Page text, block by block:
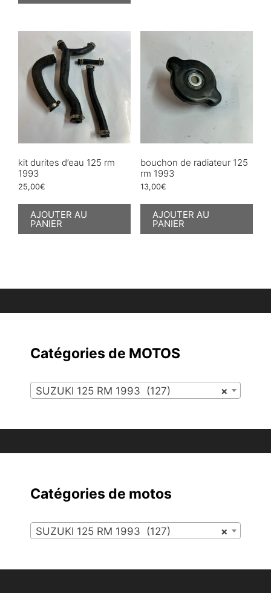
kit durites d’eau 125 rm
1993
25,00€
AJOUTER AU
PANIER
bouchon de radiateur 125
rm 1993
13,00€
AJOUTER AU
PANIER
Catégories de MOTOS
×
SUZUKI 125 RM 1993 (127)
Catégories de motos
×
SUZUKI 125 RM 1993 (127)